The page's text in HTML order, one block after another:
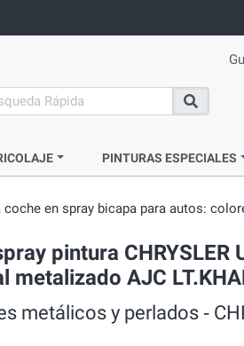
Buscar
PINTURAS ESPECIALES
coche en spray bicapa para autos:
pintura CHRYSLER
AJC
metálicos y perlados ‐